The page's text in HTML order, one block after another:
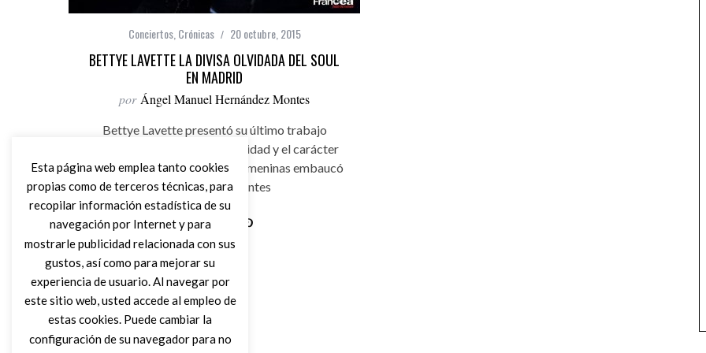
Conciertos, Crónicas 20 octubre, 2015
BETTYE LAVETTE LA DIVISA OLVIDADA DEL SOUL
EN MADRID
por Ángel Manuel Hernández Montes
Bettye Lavette presentó su último trabajo
“Worth” donde la profesionalidad y el carácter
de una de las grandes voces femeninas embaucó
a todos los presentes
Leer Más
Esta página web emplea tanto cookies
propias como de terceros técnicas, para
recopilar información estadística de su
navegación por Internet y para
mostrarle publicidad relacionada con sus
gustos, así como para mejorar su
experiencia de usuario. Al navegar por
este sitio web, usted accede al empleo de
estas cookies. Puede cambiar la
configuración de su navegador para no